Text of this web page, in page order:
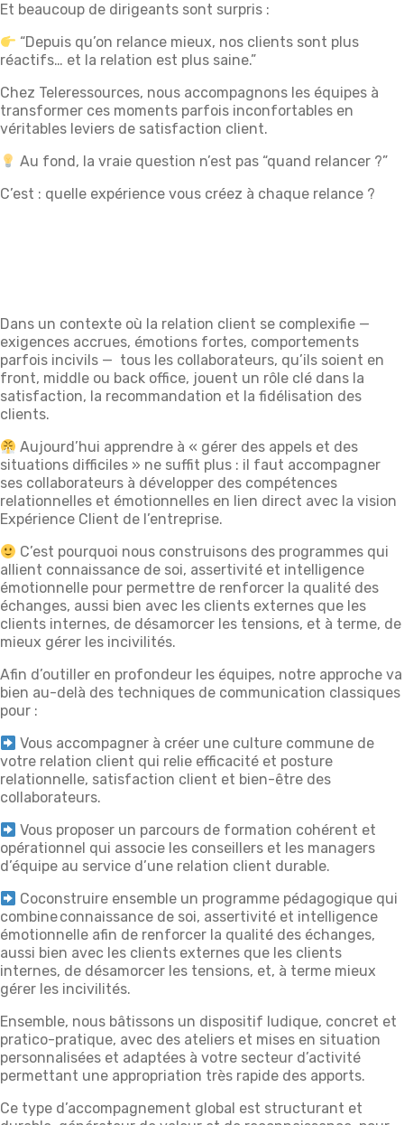
Et beaucoup de dirigeants sont surpris :
“Depuis qu’on relance mieux, nos clients sont plus
réactifs… et la relation est plus saine.”
Chez Teleressources, nous accompagnons les équipes à
transformer ces moments parfois inconfortables en
véritables leviers de satisfaction client.
Au fond, la vraie question n’est pas “quand relancer ?”
C’est : quelle expérience vous créez à chaque relance ?
Dans un contexte où la relation client se complexifie —
exigences accrues, émotions fortes, comportements
parfois incivils — tous les collaborateurs, qu’ils soient en
front, middle ou back office, jouent un rôle clé dans la
satisfaction, la recommandation et la fidélisation des
clients.
Aujourd’hui apprendre à « gérer des appels et des
situations difficiles » ne suffit plus : il faut accompagner
ses collaborateurs à développer des compétences
relationnelles et émotionnelles en lien direct avec la vision
Expérience Client de l’entreprise.
C’est pourquoi nous construisons des programmes qui
allient connaissance de soi, assertivité et intelligence
émotionnelle pour permettre de renforcer la qualité des
échanges, aussi bien avec les clients externes que les
clients internes, de désamorcer les tensions, et à terme, de
mieux gérer les incivilités.
Afin d’outiller en profondeur les équipes, notre approche va
bien au-delà des techniques de communication classiques
pour :
Vous accompagner à créer une culture commune de
votre relation client qui relie efficacité et posture
relationnelle, satisfaction client et bien-être des
collaborateurs.
Vous proposer un parcours de formation cohérent et
opérationnel qui associe les conseillers et les managers
d’équipe au service d’une relation client durable.
Coconstruire ensemble un programme pédagogique qui
combine connaissance de soi, assertivité et intelligence
émotionnelle afin de renforcer la qualité des échanges,
aussi bien avec les clients externes que les clients
internes, de désamorcer les tensions, et, à terme mieux
gérer les incivilités.
Ensemble, nous bâtissons un dispositif ludique, concret et
pratico-pratique, avec des ateliers et mises en situation
personnalisées et adaptées à votre secteur d’activité
permettant une appropriation très rapide des apports.
Ce type d’accompagnement global est structurant et